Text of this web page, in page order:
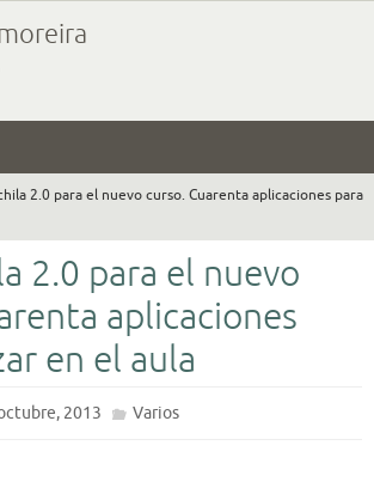
2.0 para el nuevo curso. Cuarenta aplicaciones para
2.0 para el nuevo
aplicaciones
en el aula
2013 Varios